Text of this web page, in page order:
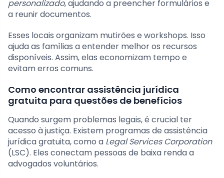
personalizado, ajudando a preencher formulários e
a reunir documentos.
Esses locais organizam mutirões e workshops. Isso
ajuda as famílias a entender melhor os recursos
disponíveis. Assim, elas economizam tempo e
evitam erros comuns.
Como encontrar assistência jurídica
gratuita para questões de benefícios
Quando surgem problemas legais, é crucial ter
acesso à justiça. Existem programas de assistência
jurídica gratuita, como a Legal Services Corporation
(LSC). Eles conectam pessoas de baixa renda a
advogados voluntários.